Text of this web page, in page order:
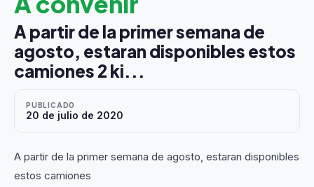
A partir de la primer semana de
agosto, estaran disponibles estos
camiones 2 ki...
PUBLICADO
20 de julio de 2020
A partir de la primer semana de agosto, estaran disponibles
estos camiones